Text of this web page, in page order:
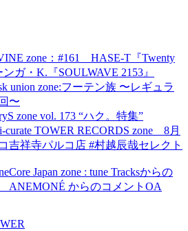
zone：#161 HASE-T『Twenty
ガ・K.『SOULWAVE 2153』
union zone:フーテン族 〜レギュラ
〜
zone vol. 173 “ハク。特集”
curate TOWER RECORDS zone 8月
吉祥寺パルコ店 #村越辰哉セレクト
Japan zone : tune Tracksからの
ANEMONÉ からのコメントOA